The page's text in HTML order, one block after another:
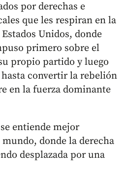
por derechas e
que les respiran en la
Unidos, donde
primero sobre el
propio partido y luego
convertir la rebelión
en la fuerza dominante
entiende mejor
donde la derecha
desplazada por una